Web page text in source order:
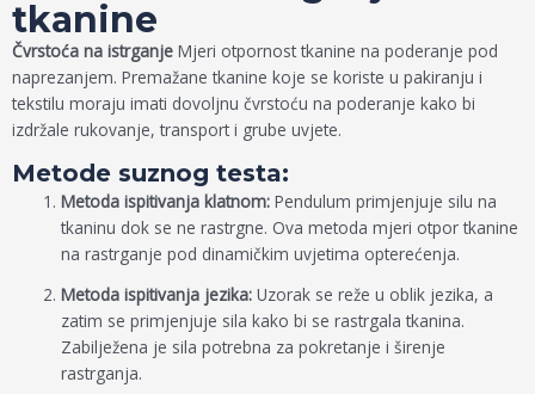
tkanine
Čvrstoća na istrganje Mjeri otpornost tkanine na poderanje pod
naprezanjem. Premažane tkanine koje se koriste u pakiranju i
tekstilu moraju imati dovoljnu čvrstoću na poderanje kako bi
izdržale rukovanje, transport i grube uvjete.
Metode suznog testa:
Metoda ispitivanja klatnom: Pendulum primjenjuje silu na
tkaninu dok se ne rastrgne. Ova metoda mjeri otpor tkanine
na rastrganje pod dinamičkim uvjetima opterećenja.
Metoda ispitivanja jezika: Uzorak se reže u oblik jezika, a
zatim se primjenjuje sila kako bi se rastrgala tkanina.
Zabilježena je sila potrebna za pokretanje i širenje
rastrganja.